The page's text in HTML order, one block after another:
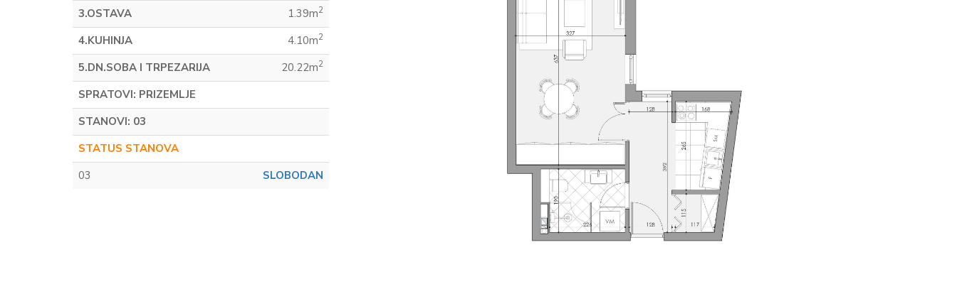
3.OSTAVA 1.39m2
4.KUHINJA 4.10m2
5.DN.SOBA I TRPEZARIJA 20.22m2
SPRATOVI: PRIZEMLJE
STANOVI: 03
STATUS STANOVA
03
SLOBODAN